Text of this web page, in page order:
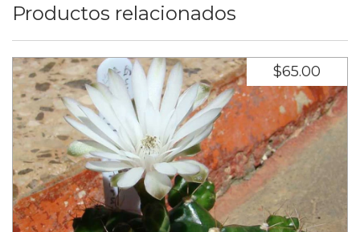
Productos relacionados
$65.00